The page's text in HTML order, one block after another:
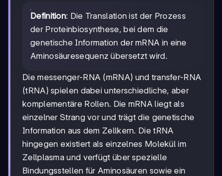
Definition: Die Translation ist der Prozess
der Proteinbiosynthese, bei dem die
genetische Information der mRNA in eine
Aminosäuresequenz übersetzt wird.
Die messenger-RNA (mRNA) und transfer-RNA
(tRNA) spielen dabei unterschiedliche, aber
komplementäre Rollen. Die mRNA liegt als
einzelner Strang vor und trägt die genetische
Information aus dem Zellkern. Die tRNA
hingegen existiert als einzelnes Molekül im
Zellplasma und verfügt über spezielle
Bindungsstellen für Aminosäuren sowie ein